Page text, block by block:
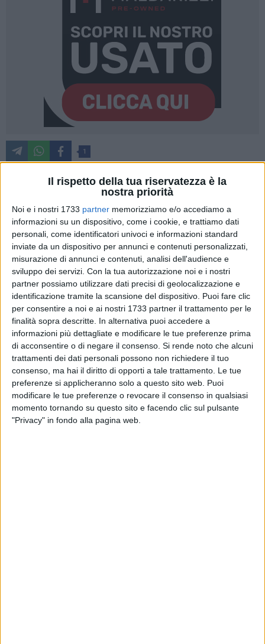
Il rispetto della tua riservatezza è la
nostra priorità
Noi e i nostri 1733 partner memorizziamo e/o accediamo a
informazioni su un dispositivo, come i cookie, e trattiamo dati
personali, come identificatori univoci e informazioni standard
inviate da un dispositivo per annunci e contenuti personalizzati,
misurazione di annunci e contenuti, analisi dell'audience e
sviluppo dei servizi. Con la tua autorizzazione noi e i nostri
partner possiamo utilizzare dati precisi di geolocalizzazione e
identificazione tramite la scansione del dispositivo. Puoi fare clic
per consentire a noi e ai nostri 1733 partner il trattamento per le
finalità sopra descritte. In alternativa puoi accedere a
informazioni più dettagliate e modificare le tue preferenze prima
di acconsentire o di negare il consenso. Si rende noto che alcuni
trattamenti dei dati personali possono non richiedere il tuo
consenso, ma hai il diritto di opporti a tale trattamento. Le tue
preferenze si applicheranno solo a questo sito web. Puoi
modificare le tue preferenze o revocare il consenso in qualsiasi
momento tornando su questo sito e facendo clic sul pulsante
"Privacy" in fondo alla pagina web.
1
«È stato un grande onore ricevere la Ministra per
l'Imprenditoria e il Clima dell'Albania, Delina Ibrahimaj, a
Bisceglie in occasione del Think Thank su cooperazione
internazionale e crescita sostenibile per le imprese,
organizzato da Consultrade. Dopo l'accoglienza a Palazzo di
Città con Autorità civili e militari, con la Ministra abbiamo
visitato la Cattedrale e il centro storico, con affaccio sul
porto turistico e il waterfront. Un incontro proficuo e una
giornata all'insegna della collaborazione su temi economici
e ambientali, che è stata anche l'occasione per consolidare e
rafforzare ulteriormente i legami di amicizia e sinergia tra la
Puglia e l'Albania per il beneficio reciproco dei nostri territori
e delle nostre Comunità» ha scritto il Sindaco Angarano sui
suoi social.